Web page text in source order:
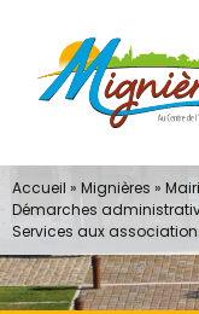
contenu
Accueil » Mignières »
Démarches
Services aux